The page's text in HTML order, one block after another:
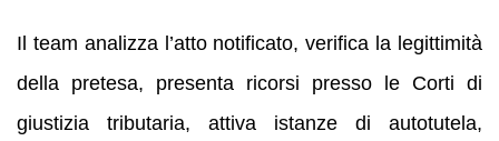
Il team analizza l’atto notificato, verifica la legittimità
della pretesa, presenta ricorsi presso le Corti di
giustizia tributaria, attiva istanze di autotutela,